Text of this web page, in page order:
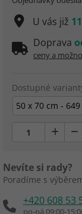
U vás již
Doprava
ceny a
Dostupné
50 x 70 cm - 649
Nevíte si rady?
Poradíme s
+420 608 53
po-pá 09:00-